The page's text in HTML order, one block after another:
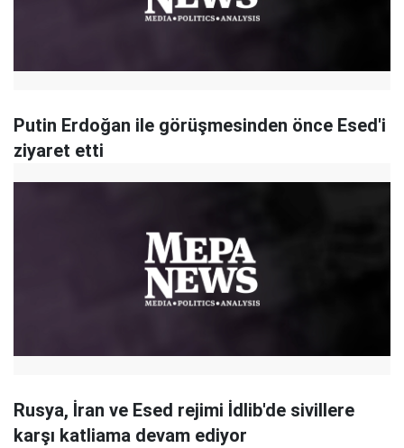
Putin Erdoğan ile görüşmesinden önce Esed'i
ziyaret etti
Rusya, İran ve Esed rejimi İdlib'de sivillere
karşı katliama devam ediyor